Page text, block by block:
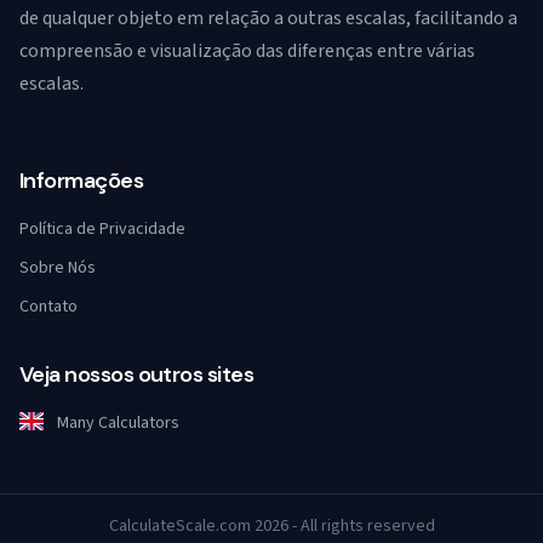
de qualquer objeto em relação a outras escalas, facilitando a
compreensão e visualização das diferenças entre várias
escalas.
Informações
Política de Privacidade
Sobre Nós
Contato
Veja nossos outros sites
Many Calculators
CalculateScale.com 2026 - All rights reserved